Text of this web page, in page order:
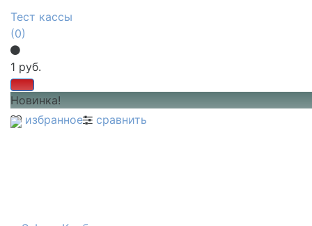
избранное сравнить
Тест кассы
(0)
1 руб.
Новинка!